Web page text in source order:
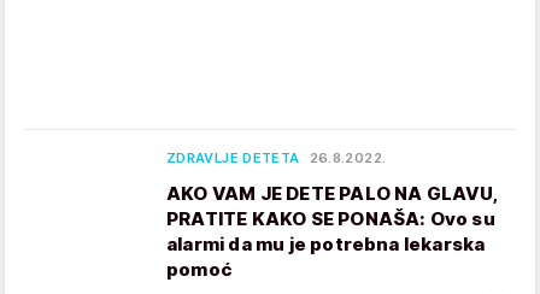
ZDRAVLJE DETETA 26.8.2022.
AKO VAM JE DETE PALO NA GLAVU,
PRATITE KAKO SE PONAŠA: Ovo su
alarmi da mu je potrebna lekarska
pomoć